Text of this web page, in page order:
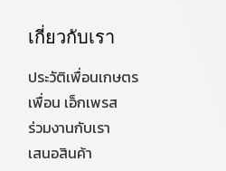
เกี่ยวกับเรา
ประวัติเพื่อนเกษตร
เพื่อน เอ็กเพรส
ร่วมงานกับเรา
เสนอสินค้า